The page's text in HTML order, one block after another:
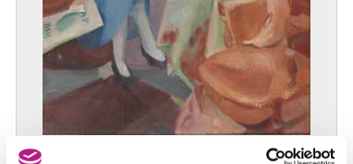
La femme en bleu